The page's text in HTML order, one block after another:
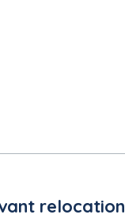
relocation